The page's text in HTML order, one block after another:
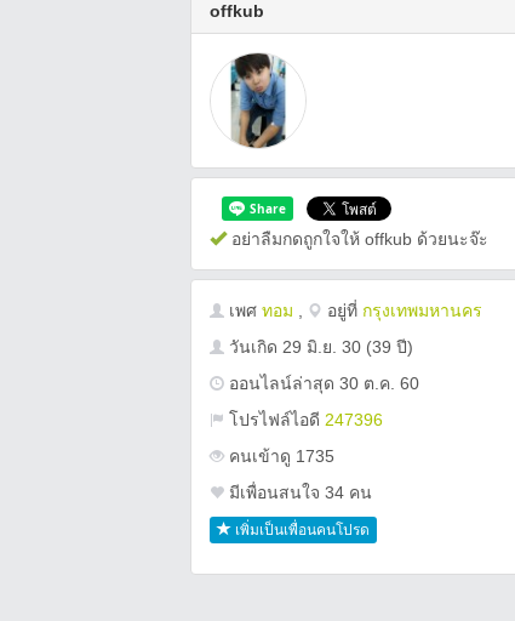
offkub
อย่าลืมกดถูกใจให้ offkub ด้วยนะจ๊ะ
เพศ ทอม อยู่ที่ กรุงเทพมหานคร
วันเกิด 29 มิ.ย. 30 (39 ปี)
ออนไลน์ล่าสุด 30 ต.ค. 60
โปรไฟล์ไอดี 247396
คนเข้าดู 1735
มีเพื่อนสนใจ 34 คน
เพิ่มเป็นเพื่อนคนโปรด